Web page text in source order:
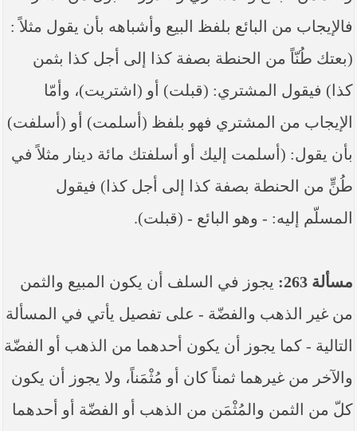
فالإيجاب من البائع بلفظ البيع وأشباهه بأن يقول مثلاً :
(بعتك طُنّاً من الحنطة بصفة كذا إلى أجل كذا بثمن
كذا) فيقول المشتري: (قبلت) أو (اشتريت)، وأمّا
الإيجاب من المشتري فهو بلفظ (أسلمت) أو (أسلفت)
بأن يقول: (أسلمت إليك أو أسلفتك مائة دينار مثلاً في
طُنٍّ من الحنطة بصفة كذا إلى أجل كذا) فيقول
المسلّم إليه: - وهو البائع - (قبلت).
مسألة 263:
يجوز في السلف أن يكون المبيع والثمن
من غير الذهب والفضّة - على تفصيل يأتي في المسألة
التالية - كما يجوز أن يكون أحدهما من الذهب أو الفضّة
والآخر من غيرهما ثمناً كان أو مُثْمَناً، ولا يجوز أن يكون
كلّ من الثمن والمُثْمَن من الذهب أو الفضّة أو أحدهما